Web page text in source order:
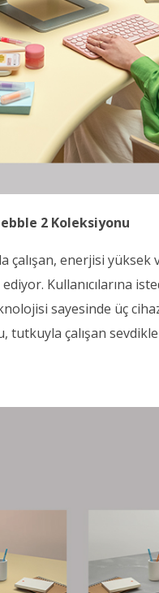
2 Koleksiyonu
çalışan, enerjisi yüksek
Kullanıcılarına
sayesinde üç
tutkuyla çalışan